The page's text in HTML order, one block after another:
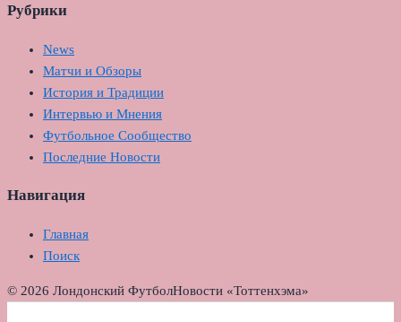
Рубрики
News
Матчи и Обзоры
История и Традиции
Интервью и Мнения
Футбольное Сообщество
Последние Новости
Навигация
Главная
Поиск
© 2026 Лондонский ФутболНовости «Тоттенхэма»